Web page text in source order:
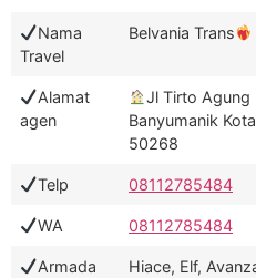
Nama
Travel
Belvania Trans
Alamat
agen
Jl Tirto Agung
Banyumanik
50268
Telp 08112785484
WA 08112785484
Armada
Hiace, Elf,